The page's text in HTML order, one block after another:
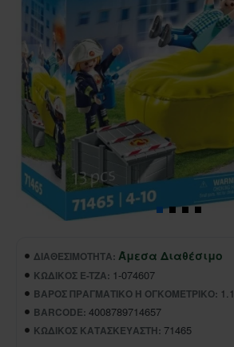
ΔΙΑΘΕΣΙΜΌΤΗΤΑ: Άμεσα Διαθέσιμο
ΚΩΔΙΚΌΣ E-TZA: 1-074607
ΒΆΡΟΣ ΠΡΑΓΜΑΤΙΚΌ Ή ΟΓΚΟΜΕΤΡΙΚΌ:
BARCODE: 4008789714657
ΚΩΔΙΚΌΣ ΚΑΤΑΣΚΕΥΑΣΤΉ: 71465